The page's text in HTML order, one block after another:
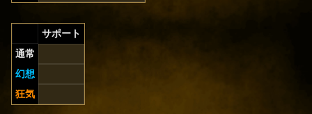
サポート
通常
幻想
狂気